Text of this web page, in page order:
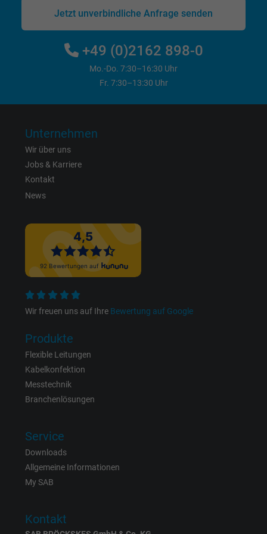
Google Ads Conversion Tracking, Google LLC
Persistent
Zweck Dies ist ein Conversion Tracking-Service.
Anbieter
Laufzeit
Zweck
Registriert eine eindeutige ID, die das Gerät
eines wiederkehrenden Benutzers
Die ID wird für gezielte Werbung genutzt.
Name
Facebook Ireland Ltd.
Laufzeit
Zweck
Anbieter
Laufzeit
Zweck
Jetzt unverbindliche Anfrage senden
+49 (0)2162 898-0
Mo.-Do. 7:30–16:30 Uhr
Fr. 7:30–13:30 Uhr
Unternehmen
Wir über uns
Jobs & Karriere
Kontakt
News
Wir freuen uns auf Ihre Bewertung auf Google
Produkte
Flexible Leitungen
Kabelkonfektion
Messtechnik
Branchenlösungen
Service
Downloads
Allgemeine Informationen
My SAB
Kontakt